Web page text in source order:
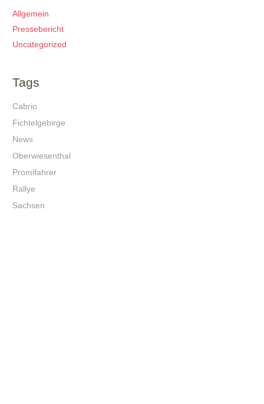
Allgemein
Pressebericht
Uncategorized
Tags
Cabrio
Fichtelgebirge
News
Oberwiesenthal
Promifahrer
Rallye
Sachsen